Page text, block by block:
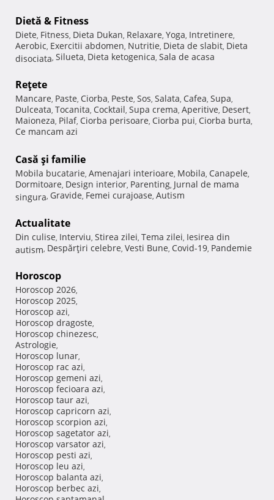
Dietă & Fitness
Diete, Fitness, Dieta Dukan, Relaxare, Yoga, Intretinere,
Aerobic, Exercitii abdomen, Nutritie, Dieta de slabit, Dieta
disociata, Silueta, Dieta ketogenica, Sala de acasa
Reţete
Mancare, Paste, Ciorba, Peste, Sos, Salata, Cafea, Supa,
Dulceata, Tocanita, Cocktail, Supa crema, Aperitive, Desert,
Maioneza, Pilaf, Ciorba perisoare, Ciorba pui, Ciorba burta,
Ce mancam azi
Casă şi familie
Mobila bucatarie, Amenajari interioare, Mobila, Canapele,
Dormitoare, Design interior, Parenting, Jurnal de mama
singura, Gravide, Femei curajoase, Autism
Actualitate
Din culise, Interviu, Stirea zilei, Tema zilei, Iesirea din
autism, Despărţiri celebre, Vesti Bune, Covid-19, Pandemie
Horoscop
Horoscop 2026,
Horoscop 2025,
Horoscop azi,
Horoscop dragoste,
Horoscop chinezesc,
Astrologie,
Horoscop lunar,
Horoscop rac azi,
Horoscop gemeni azi,
Horoscop fecioara azi,
Horoscop taur azi,
Horoscop capricorn azi,
Horoscop scorpion azi,
Horoscop sagetator azi,
Horoscop varsator azi,
Horoscop pesti azi,
Horoscop leu azi,
Horoscop balanta azi,
Horoscop berbec azi,